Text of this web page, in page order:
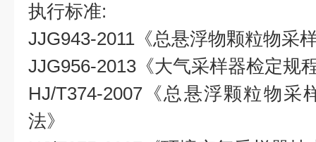
执行标准:
JJG943-2011《总悬浮物颗粒物采
JJG956-2013《大气采样器检定规
HJ/T374-2007《总悬浮颗粒物采
法》